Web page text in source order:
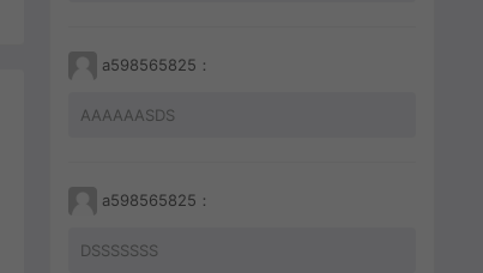
a598565825：
AAAAAASDS
a598565825：
DSSSSSSS